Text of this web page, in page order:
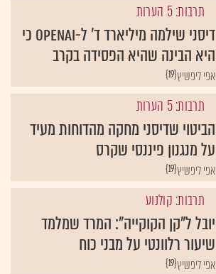
תרבות: 5 הערות
דיסני שילמה מיליארד ד' ל-openAI כי
היא הבינה שהיא הפסידה בקרב
{19}אפי ליפשיץ
תרבות: 5 הערות
הביטוי שדיסני מחקה מהדוחות מעיד
על מנגנון פיננסי שקרס
{19}אפי ליפשיץ
תרבות: קולנוע
יובל ל"קן הקוקייה": המרד שמלמד
שיעור רלוונטי על מבני כוח
{19}אפי ליפשיץ